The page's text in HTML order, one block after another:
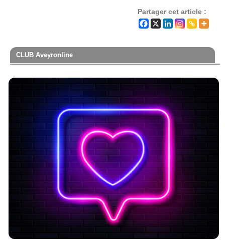
Partager cet article :
CLUB Aveyronline